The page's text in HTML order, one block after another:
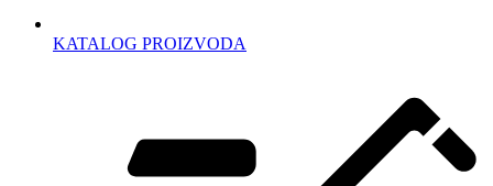
KATALOG PROIZVODA